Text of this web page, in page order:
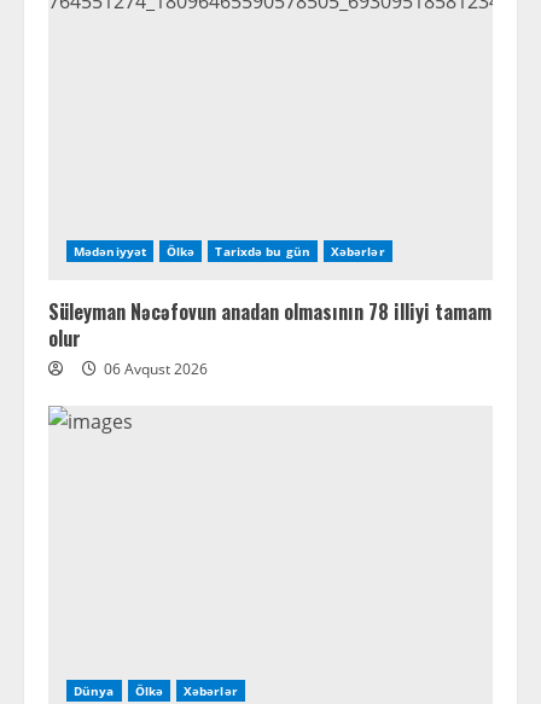
Mədəniyyət Ölkə Tarixdə bu gün Xəbərlər
Süleyman Nəcəfovun anadan olmasının 78 illiyi tamam
olur
06 Avqust 2026
Dünya Ölkə Xəbərlər